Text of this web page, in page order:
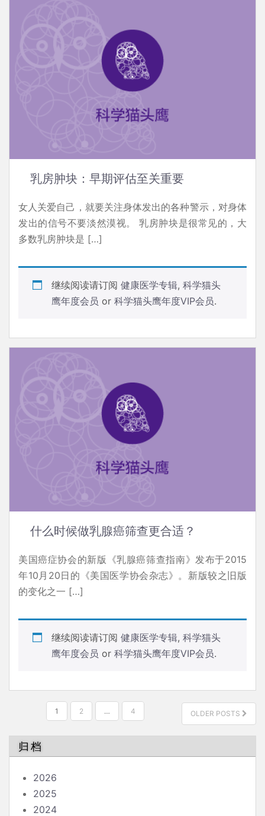
乳房肿块：早期评估至关重要
女人关爱自己，就要关注身体发出的各种警示，对身体
发出的信号不要淡然漠视。 乳房肿块是很常见的，大
多数乳房肿块是 […]
继续阅读请订阅 健康医学专辑, 科学猫头
鹰年度会员 or 科学猫头鹰年度VIP会员.
什么时候做乳腺癌筛查更合适？
美国癌症协会的新版《乳腺癌筛查指南》发布于2015
年10月20日的《美国医学协会杂志》。新版较之旧版
的变化之一 […]
继续阅读请订阅 健康医学专辑, 科学猫头
鹰年度会员 or 科学猫头鹰年度VIP会员.
分
页
1 2 … 4 OLDER POSTS
归档
2026
2025
2024